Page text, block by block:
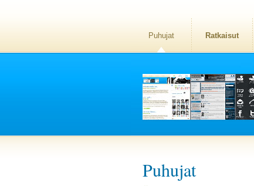
Puhujat Ratkaisut
Puhujat